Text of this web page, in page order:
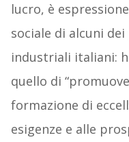
lucro, è
sociale di alcuni
industriali italiani:
quello di
formazione di
esigenze e alle